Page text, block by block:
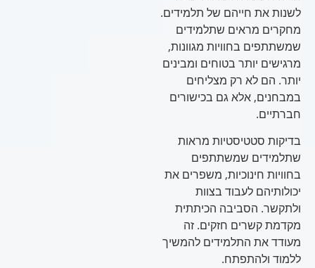
לשנות את חייהם של תלמידים.
מחקרים מראים שתלמידים
שמשתתפים בחוויות מגוונות,
מרגישים יותר בטוחים ומבינים
יותר. הם לא רק מצליחים
במבחנים, אלא גם בכישורים
חברתיים.
בדיקות סטטיסטיות מראות
שתלמידים שמשתתפים
בחוויות חינוכיות, משפרים את
יכולותיהם לעבוד בצוות
ולתקשר. הסביבה הכיתתית
מקדמת קשרים חזקים. זה
מעודד את התלמידים להמשיך
ללמוד ולהתפתח.